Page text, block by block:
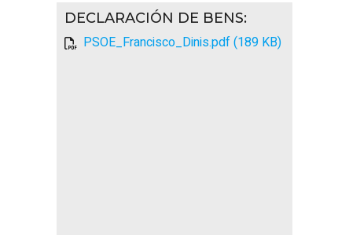
DECLARACIÓN DE BENS:
PSOE_Francisco_Dinis.pdf (189 KB)